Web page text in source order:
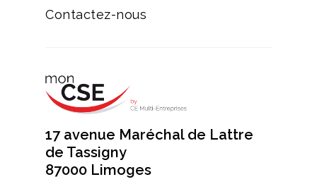
Contactez-nous
17 avenue Maréchal de Lattre
de Tassigny
87000 Limoges